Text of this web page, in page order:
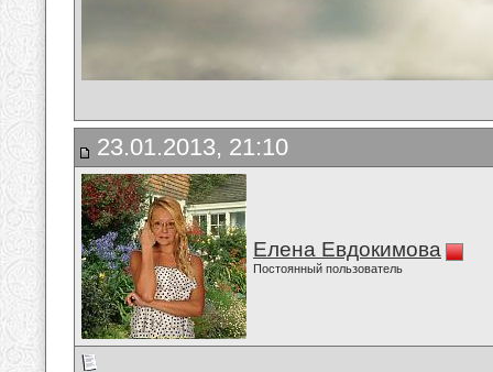
23.01.2013, 21:10
Елена Евдокимова
Постоянный пользователь